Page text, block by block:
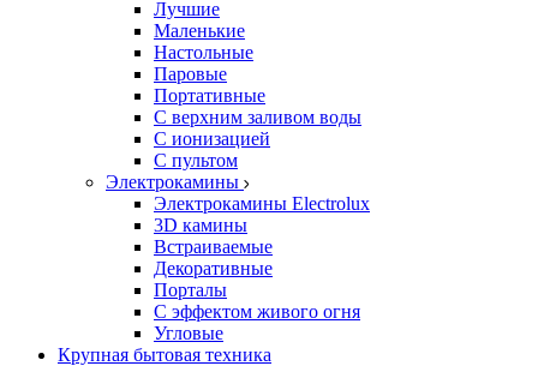
Лучшие
Маленькие
Настольные
Паровые
Портативные
С верхним заливом воды
С ионизацией
С пультом
Электрокамины
Электрокамины Electrolux
3D камины
Встраиваемые
Декоративные
Порталы
С эффектом живого огня
Угловые
Крупная бытовая техника